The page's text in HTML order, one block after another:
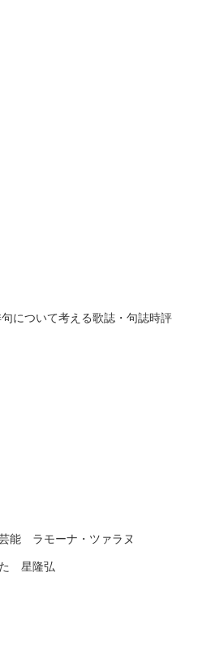
について考える歌誌・句誌時評
能 ラモーナ・ツァラヌ
た 星隆弘